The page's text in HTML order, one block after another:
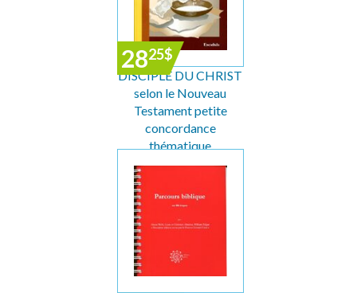
2825$
DISCIPLE DU CHRIST
selon le Nouveau
Testament petite
concordance
thématique